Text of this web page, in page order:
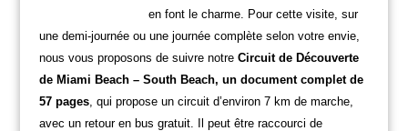
en font le charme. Pour cette visite, sur
une demi-journée ou une journée complète selon votre envie,
nous vous proposons de suivre notre Circuit de Découverte
de Miami Beach – South Beach, un document complet de
57 pages, qui propose un circuit d’environ 7 km de marche,
avec un retour en bus gratuit. Il peut être raccourci de